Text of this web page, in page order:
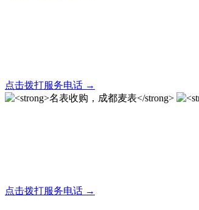
点击拨打服务电话 →
点击拨打服务电话 →